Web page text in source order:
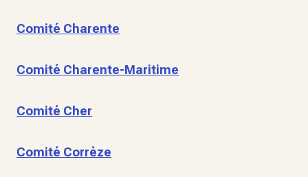
Comité Charente
Comité Charente-Maritime
Comité Cher
Comité Corrèze